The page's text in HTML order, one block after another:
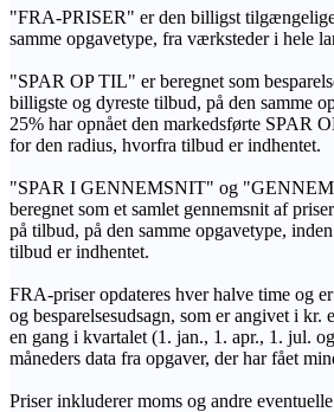
"FRA-PRISER" er den billigst
samme opgavetype, fra værksteder i hele
"SPAR OP TIL" er beregnet som
billigste og dyreste tilbud, på den samme
25% har opnået den markedsførte SPAR
for den radius, hvorfra tilbud er indhentet.
"SPAR I GENNEMSNIT" og
beregnet som et samlet gennemsnit af
på tilbud, på den samme opgavetype,
tilbud er indhentet.
FRA-priser opdateres hver halve time og
og besparelsesudsagn, som er angivet i kr.
en gang i kvartalet (1. jan., 1. apr., 1. jul.
måneders data fra opgaver, der har fået
Priser inkluderer moms og andre